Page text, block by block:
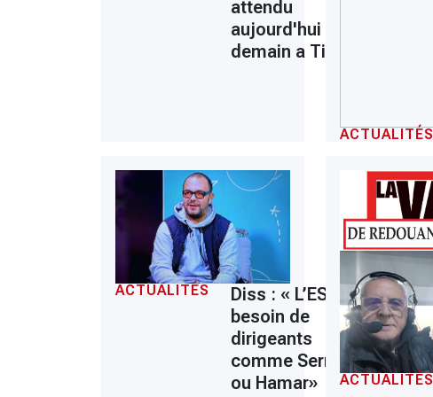
attendu
aujourd'hui ou
demain a Tizi
ACTUALITÉS
ACTUALITÉS
Diss : « L’ESS a
besoin de
dirigeants
comme Serrar
ou Hamar»
ACTUALITÉS